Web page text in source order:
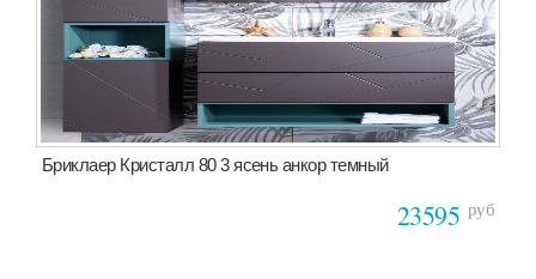
Бриклаер Кристалл 80 3 ясень анкор темный
23595 руб